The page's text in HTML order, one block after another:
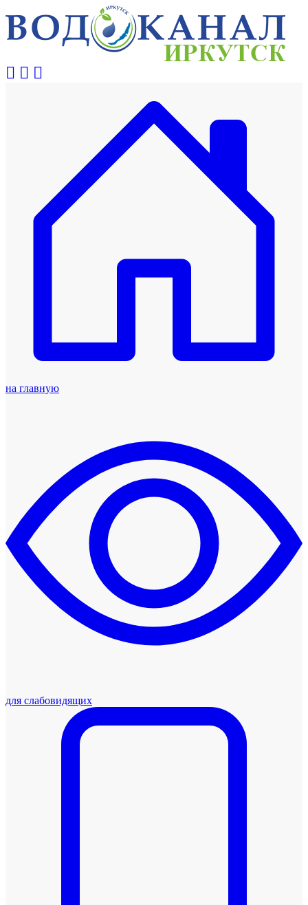
на главную
для слабовидящих